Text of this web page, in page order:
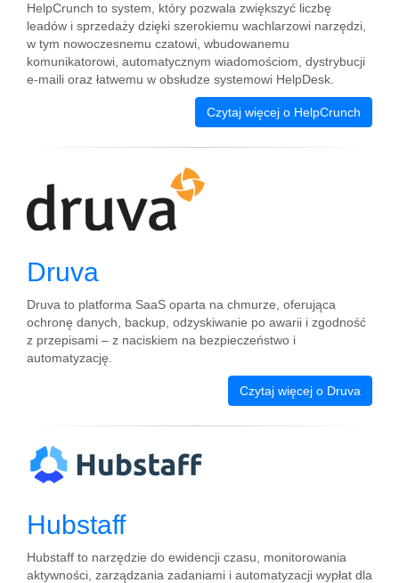
HelpCrunch to system, który pozwala zwiększyć liczbę
leadów i sprzedaży dzięki szerokiemu wachlarzowi narzędzi,
w tym nowoczesnemu czatowi, wbudowanemu
komunikatorowi, automatycznym wiadomościom, dystrybucji
e-maili oraz łatwemu w obsłudze systemowi HelpDesk.
Czytaj więcej o HelpCrunch
Druva
Druva to platforma SaaS oparta na chmurze, oferująca
ochronę danych, backup, odzyskiwanie po awarii i zgodność
z przepisami – z naciskiem na bezpieczeństwo i
automatyzację.
Czytaj więcej o Druva
Hubstaff
Hubstaff to narzędzie do ewidencji czasu, monitorowania
aktywności, zarządzania zadaniami i automatyzacji wypłat dla